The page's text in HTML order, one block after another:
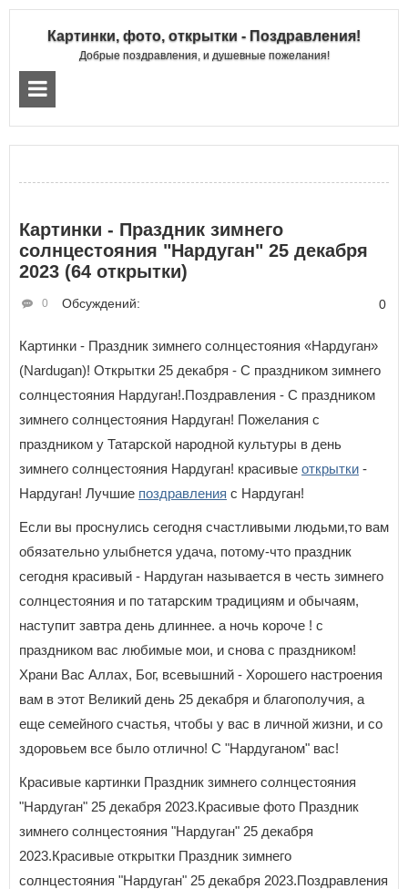
Картинки, фото, открытки - Поздравления!
Добрые поздравления, и душевные пожелания!
Картинки - Праздник зимнего
солнцестояния "Нардуган" 25 декабря
2023 (64 открытки)
Обсуждений:
0 0
Картинки - Праздник зимнего солнцестояния «Нардуган»
(Nardugan)! Открытки 25 декабря - С праздником зимнего
солнцестояния Нардуган!.Поздравления - С праздником
зимнего солнцестояния Нардуган! Пожелания с
праздником у Татарской народной культуры в день
зимнего солнцестояния Нардуган! красивые открытки -
Нардуган! Лучшие поздравления с Нардуган!
Если вы проснулись сегодня счастливыми людьми,то вам
обязательно улыбнется удача, потому-что праздник
сегодня красивый - Нардуган называется в честь зимнего
солнцестояния и по татарским традициям и обычаям,
наступит завтра день длиннее. а ночь короче ! с
праздником вас любимые мои, и снова с праздником!
Храни Вас Аллах, Бог, всевышний - Хорошего настроения
вам в этот Великий день 25 декабря и благополучия, а
еще семейного счастья, чтобы у вас в личной жизни, и со
здоровьем все было отлично! С "Нардуганом" вас!
Красивые картинки Праздник зимнего солнцестояния
"Нардуган" 25 декабря 2023.Красивые фото Праздник
зимнего солнцестояния "Нардуган" 25 декабря
2023.Красивые открытки Праздник зимнего
солнцестояния "Нардуган" 25 декабря 2023.Поздравления